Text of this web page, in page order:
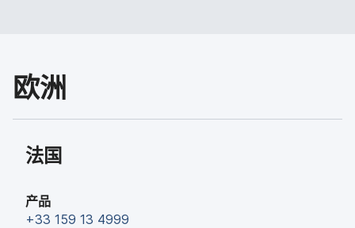
欧洲
法国
产品
+33 159 13 4999